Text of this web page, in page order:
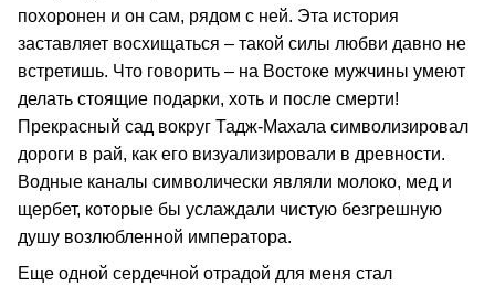
похоронен и он сам, рядом с ней. Эта история
заставляет восхищаться – такой силы любви давно не
встретишь. Что говорить – на Востоке мужчины умеют
делать стоящие подарки, хоть и после смерти!
Прекрасный сад вокруг Тадж-Махала символизировал
дороги в рай, как его визуализировали в древности.
Водные каналы символически являли молоко, мед и
щербет, которые бы услаждали чистую безгрешную
душу возлюбленной императора.
Еще одной сердечной отрадой для меня стал